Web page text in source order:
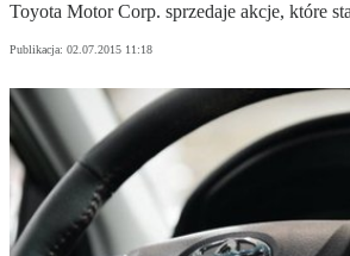
Toyota Motor Corp. sprzedaje akcje, które
Publikacja: 02.07.2015 11:18